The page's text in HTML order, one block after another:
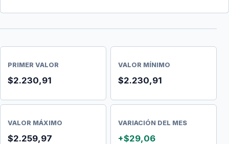
PRIMER VALOR
$2.230,91
VALOR MÍNIMO
$2.230,91
VALOR MÁXIMO
$2.259,97
VARIACIÓN DEL MES
+$29,06